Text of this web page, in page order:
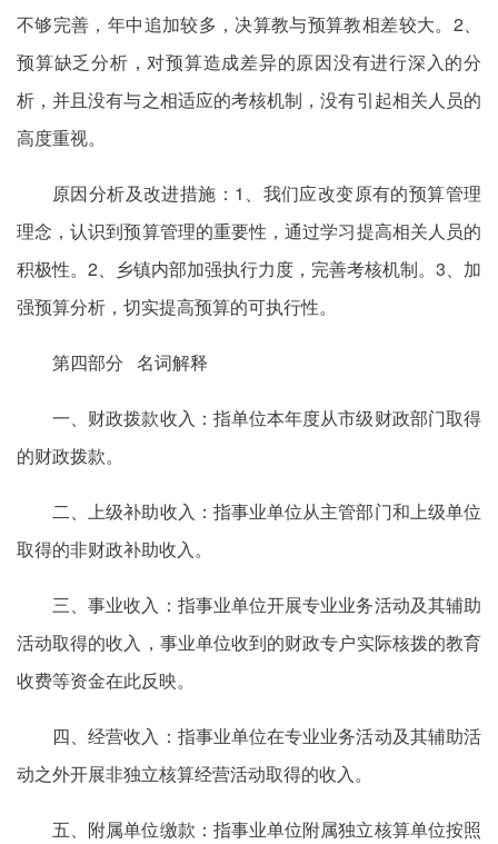
不够完善，年中追加较多，决算教与预算教相差较大。2、
预算缺乏分析，对预算造成差异的原因没有进行深入的分
析，并且没有与之相适应的考核机制，没有引起相关人员的
高度重视。
原因分析及改进措施：1、我们应改变原有的预算管理
理念，认识到预算管理的重要性，通过学习提高相关人员的
积极性。2、乡镇内部加强执行力度，完善考核机制。3、加
强预算分析，切实提高预算的可执行性。
第四部分 名词解释
一、财政拨款收入：指单位本年度从市级财政部门取得
的财政拨款。
二、上级补助收入：指事业单位从主管部门和上级单位
取得的非财政补助收入。
三、事业收入：指事业单位开展专业业务活动及其辅助
活动取得的收入，事业单位收到的财政专户实际核拨的教育
收费等资金在此反映。
四、经营收入：指事业单位在专业业务活动及其辅助活
动之外开展非独立核算经营活动取得的收入。
五、附属单位缴款：指事业单位附属独立核算单位按照